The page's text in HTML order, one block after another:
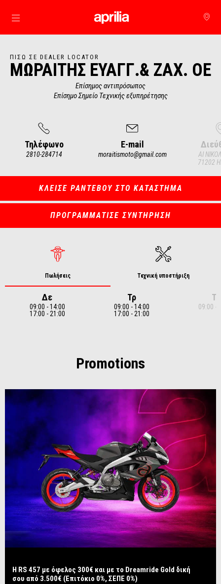
Μετάβαση στο κυρίως περιεχόμενο
ΠΊΣΩ ΣΕ DEALER LOCATOR
ΜΩΡΑΙΤΗΣ ΕΥΑΓΓ.& ΖΑΧ. ΟΕ
Επίσημος αντιπρόσωπος
Επίσημο Σημείο Τεχνικής εξυπηρέτησης
Τηλέφωνο
2810-284714
E-mail
moraitismoto@gmail.com
ΑΙ
71202
of
ΚΛΕΙΣΕ ΡΑΝΤΕΒΟΥ ΣΤΟ ΚΑΤΑΣΤΗΜΑ
ΠΡΟΓΡΑΜΜΑΤΙΣΕ ΣΥΝΤΗΡΗΣΗ
Πωλήσεις Τεχνική υποστήριξη
Δε
09:00 - 14:00
17:00 - 21:00
Τρ
09:00 - 14:00
17:00 - 21:00
Τε
09:00 -
Promotions
Η RS 457 με όφελος 300€ και με το Dreamride Gold δική
σου από 3.500€ (Επιτόκιο 0%, ΣΕΠΕ 0%)